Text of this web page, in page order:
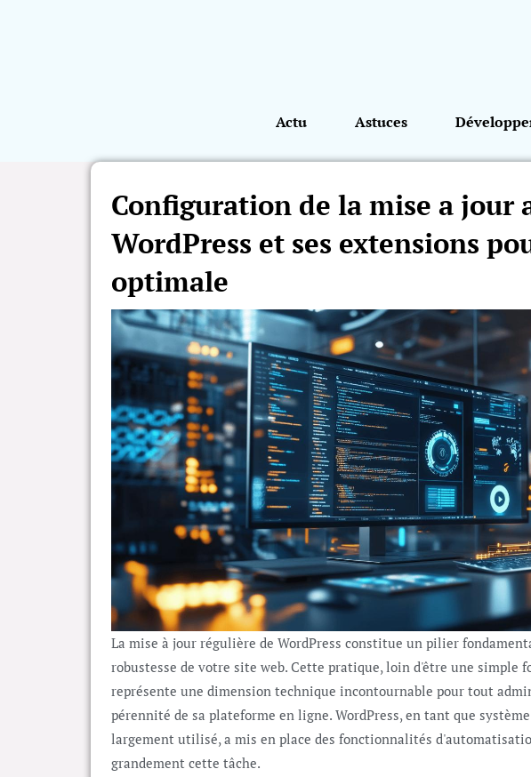
Actu Astuces
Configuration de la mise a jour
WordPress et ses extensions
optimale
La mise à jour régulière de WordPress constitue un pilier
robustesse de votre site web. Cette pratique, loin d'être une simple
représente une dimension technique incontournable pour tout
pérennité de sa plateforme en ligne. WordPress, en tant que
largement utilisé, a mis en place des fonctionnalités
grandement cette tâche.